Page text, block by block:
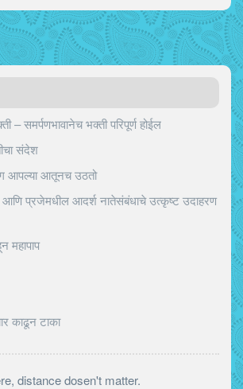
– समर्पणभावानेच भक्ती परिपूर्ण होईल
संदेश
आपल्या आतूनच उठतो
प्रजेमधील आदर्श नातेसंबंधाचे उत्कृष्ट उदाहरण
महापाप
काढून टाका
distance dosen't matter.